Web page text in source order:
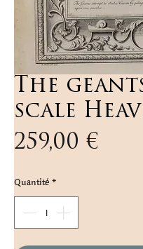
The
scale
259,00 €
Quantité*